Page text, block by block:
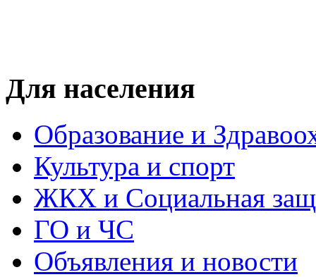
Для населения
Образование и
Культура и спорт
ЖКХ и Социальная
ГО и ЧС
Объявления и новости